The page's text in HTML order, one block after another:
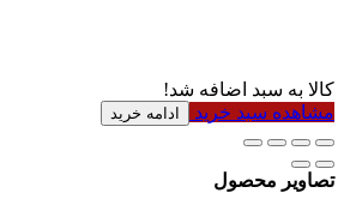
کالا به سبد اضافه شد!
مشاهده سبد خرید
ادامه خرید
تصاویر محصول